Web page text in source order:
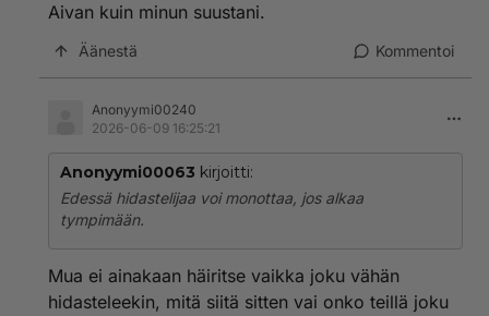
tehdään Orpon mukaan siksi, että hallitus haluaa tukea
nimenomaan yrittäjyyttä.👺👺👺👺👺👺👺👺
yhteisten varojen ryöväämistä
Kaikki mahdollinen on ainakin kohta ryövätty ja hallitus
ryövää lisää ottamalla
lisää ja lisää velkaa veronmaksajien piikkiin. Piikki on
koko ajan auki eliitille veronmaksajien laskuun.
.MAAMME HYVINVOINNIN TÄYSTUHO
Tässä sinulle Suomen kurjistavat viime 20 vuoden
Aivan kuin minun suustani.
Äänestä Kommentoi
Anonyymi00240
2026-06-09 16:25:21
Anonyymi00063 kirjoitti:
Edessä hidastelijaa voi monottaa, jos alkaa
tympimään.
Mua ei ainakaan häiritse vaikka joku vähän
hidasteleekin, mitä siitä sitten vai onko teillä joku